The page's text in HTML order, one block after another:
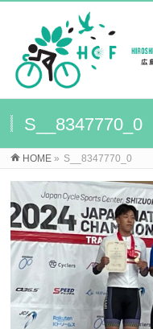
S__8347770_0
HOME » S__8347770_0